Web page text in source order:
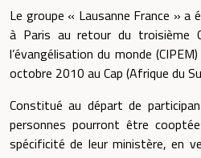
Le groupe « Lausanne France » a
à Paris au retour du troisième
l’évangélisation du monde
octobre 2010 au Cap (Afrique du
Constitué au départ de
personnes pourront être
spécificité de leur ministère, en